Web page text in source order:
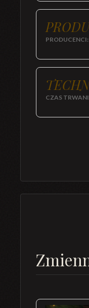
PRODUCENCI:
CZAS